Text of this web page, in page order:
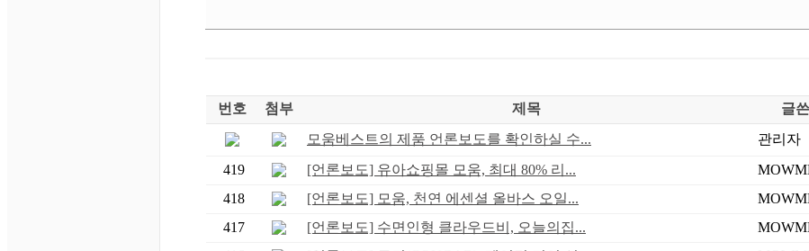
번호 첨부 제목 글
모움베스트의 제품 언론보도를 확인하실 수...
관리자
419
[언론보도] 유아쇼핑몰 모움, 최대 80% 리...
418
[언론보도] 모움, 천연 에센셜 올바스 오일...
417
[언론보도] 수면인형 클라우드비, 오늘의집...